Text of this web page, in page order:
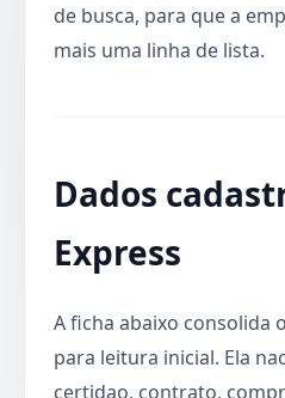
de busca, para que a
mais uma linha de lista.
Dados
Express
A ficha abaixo consolida
para leitura inicial. Ela
certidao, contrato,